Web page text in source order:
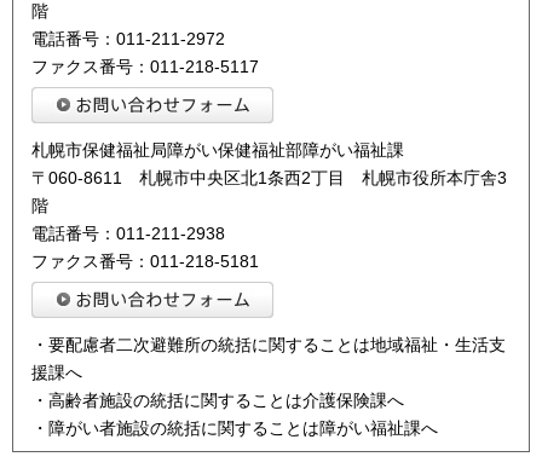
階
電話番号：011-211-2972
ファクス番号：011-218-5117
札幌市保健福祉局障がい保健福祉部障がい福祉課
〒060-8611 札幌市中央区北1条西2丁目 札幌市役所本庁舎3
階
電話番号：011-211-2938
ファクス番号：011-218-5181
・要配慮者二次避難所の統括に関することは地域福祉・生活支
援課へ
・高齢者施設の統括に関することは介護保険課へ
・障がい者施設の統括に関することは障がい福祉課へ